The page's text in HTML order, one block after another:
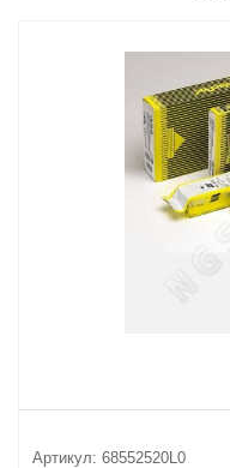
Артикул: 68552520L0